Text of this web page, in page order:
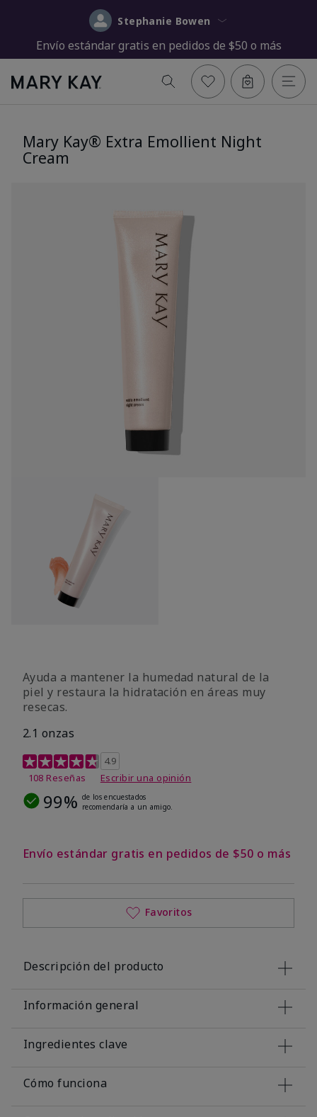
Stephanie Bowen
Envío estándar gratis en pedidos de $50 o más
Mary Kay® Extra Emollient Night
Cream
Ayuda a mantener la humedad natural de la
piel y restaura la hidratación en áreas muy
resecas.
2.1 onzas
Calificación de clientes de 5 de 5
4.9
108 Reseñas
Escribir una opinión
99% de los encuestados
recomendaría a un amigo.
Envío estándar gratis en pedidos de $50 o más
Favoritos
Descripción del producto
Información general
Ingredientes clave
Cómo funciona